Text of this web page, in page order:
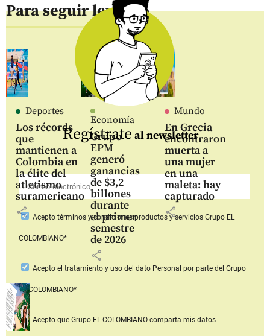
Para seguir leyendo
Deportes
Los récords
que
mantienen a
Colombia en
la élite del
atletismo
suramericano
share
Economía
Grupo
EPM
generó
ganancias
de $3,2
billones
durante
el primer
semestre
de 2026
share
Mundo
En Grecia
encontraron
muerta a
una mujer
en una
maleta: hay
capturado
share
Regístrate al newsletter
Aceptotérminos y condiciones productos y serviciosGrupo EL
COLOMBIANO*
Acepto el tratamiento y uso del dato Personal por parte del Grupo
EL COLOMBIANO*
Acepto que Grupo EL COLOMBIANOcomparta mis datos